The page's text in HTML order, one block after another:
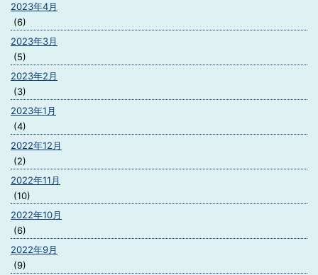
2023年4月
(6)
2023年3月
(5)
2023年2月
(3)
2023年1月
(4)
2022年12月
(2)
2022年11月
(10)
2022年10月
(6)
2022年9月
(9)